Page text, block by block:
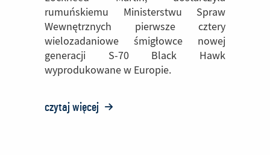
rumuńskiemu Ministerstwu Spraw
Wewnętrznych pierwsze cztery
wielozadaniowe śmigłowce nowej
generacji S-70 Black Hawk
wyprodukowane w Europie.
czytaj więcej o: